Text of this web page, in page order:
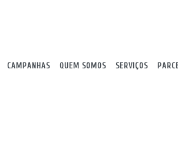
CAMPANHAS QUEM SOMOS SERVIÇOS